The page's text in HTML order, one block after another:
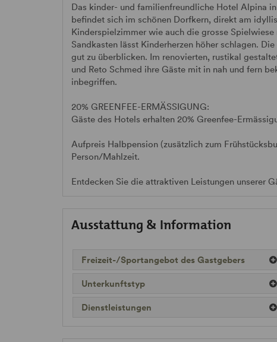
Das kinder- und familienfreundliche Hotel Alpina
befindet sich im schönen Dorfkern, direkt am
Kinderspielzimmer wie auch die grosse
Sandkasten lässt Kinderherzen höher schlagen.
gut zu überblicken. Im renovierten, rustikal
und Reto Schmed ihre Gäste mit in nah und fern
inbegriffen.
20% GREENFEE-ERMÄSSIGUNG:
Gäste des Hotels erhalten 20% Greenfee-
Aufpreis Halbpension (zusätzlich zum
Person/Mahlzeit.
Entdecken Sie die attraktiven Leistungen unserer
Ausstattung & Information
Freizeit-/Sportangebot des Gastgebers
Unterkunftstyp
Dienstleistungen